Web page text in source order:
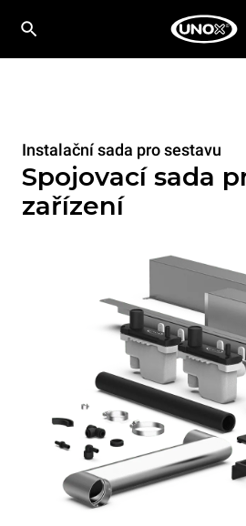
Instalační sada pro sestavu
Spojovací sada
zařízení